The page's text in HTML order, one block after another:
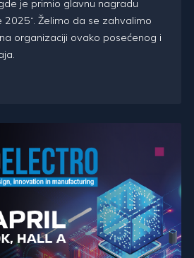
je primio glavnu nagradu
2025“. Želimo da se zahvalimo
organizaciji ovako posećenog i